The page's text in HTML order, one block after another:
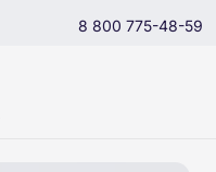
8 800 775-48-59